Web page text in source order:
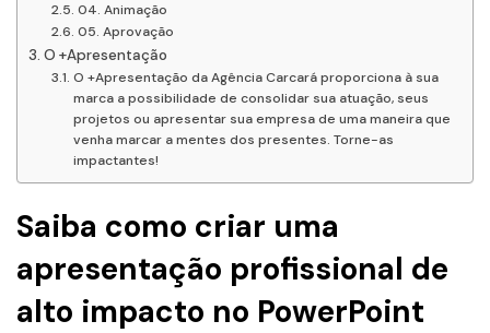
04. Animação
05. Aprovação
O +Apresentação
O +Apresentação da Agência Carcará proporciona à sua
marca a possibilidade de consolidar sua atuação, seus
projetos ou apresentar sua empresa de uma maneira que
venha marcar a mentes dos presentes. Torne-as
impactantes!
Saiba como criar uma
apresentação profissional de
alto impacto no PowerPoint